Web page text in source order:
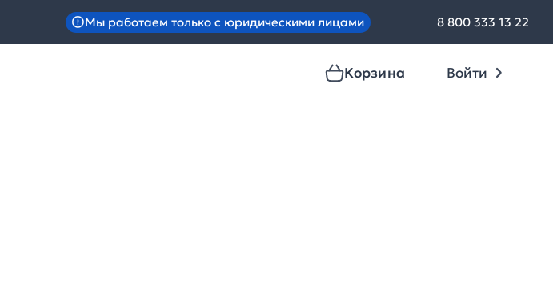
Мы работаем только с юридическими лицами 8 800 333 13 22
Корзина Войти